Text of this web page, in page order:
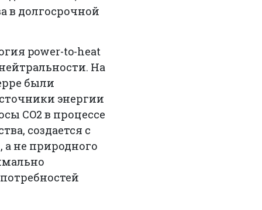
в долгосрочной
power-to-heat
На
были
энергии
CO2 в процессе
создается с
не природного